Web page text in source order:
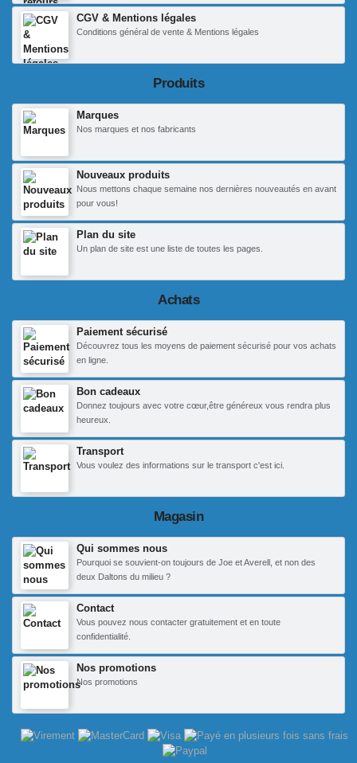
CGV & Mentions légales
Conditions général de vente & Mentions légales
Produits
Marques
Nos marques et nos fabricants
Nouveaux produits
Nous mettons chaque semaine nos dernières nouveautés en avant
pour vous!
Plan du site
Un plan de site est une liste de toutes les pages.
Achats
Paiement sécurisé
Découvrez tous les moyens de paiement sécurisé pour vos achats
en ligne.
Bon cadeaux
Donnez toujours avec votre cœur,être généreux vous rendra plus
heureux.
Transport
Vous voulez des informations sur le transport c'est ici.
Magasin
Qui sommes nous
Pourquoi se souvient-on toujours de Joe et Averell, et non des
deux Daltons du milieu ?
Contact
Vous pouvez nous contacter gratuitement et en toute
confidentialité.
Nos promotions
Nos promotions